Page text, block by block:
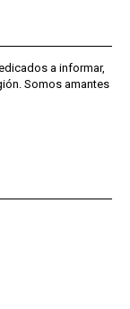
a informar,
Somos amantes